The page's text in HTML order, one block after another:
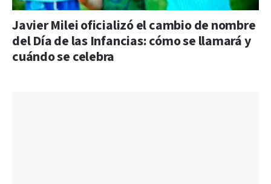
Javier Milei oficializó el cambio de nombre
del Día de las Infancias: cómo se llamará y
cuándo se celebra